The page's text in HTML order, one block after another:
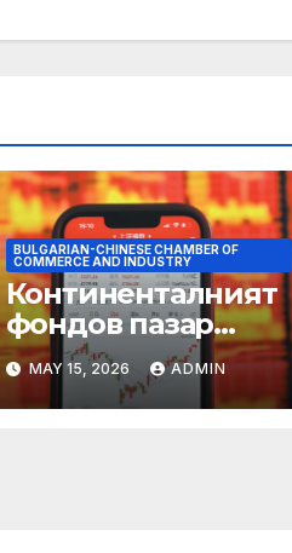
BULGARIAN-CHINESE CHAMBER OF
COMMERCE AND INDUSTRY
Континенталният
фондов пазар
достига 11-
годишен връх
MAY 15, 2026 ADMIN